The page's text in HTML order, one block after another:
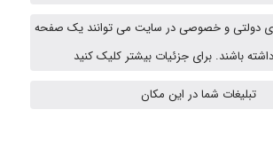
Alirez0990
دولتی و خصوصی در سایت می توانند یک صفحه
باشند. برای جزئیات بیشتر کلیک کنید
تبلیغات شما در این مکان